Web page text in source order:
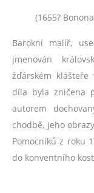
(1655?
Barokní malíř,
jmenován
žďárském
díla byla zničena
autorem
chodbě, jeho
Pomocníků z roku
do konventního